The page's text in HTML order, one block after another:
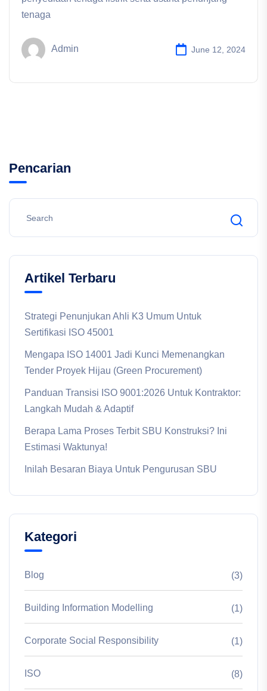
tenaga
Admin June 12, 2024
Pencarian
Artikel Terbaru
Strategi Penunjukan Ahli K3 Umum Untuk
Sertifikasi ISO 45001
Mengapa ISO 14001 Jadi Kunci Memenangkan
Tender Proyek Hijau (Green Procurement)
Panduan Transisi ISO 9001:2026 Untuk Kontraktor:
Langkah Mudah & Adaptif
Berapa Lama Proses Terbit SBU Konstruksi? Ini
Estimasi Waktunya!
Inilah Besaran Biaya Untuk Pengurusan SBU
Kategori
Blog (3)
Building Information Modelling (1)
Corporate Social Responsibility (1)
ISO (8)